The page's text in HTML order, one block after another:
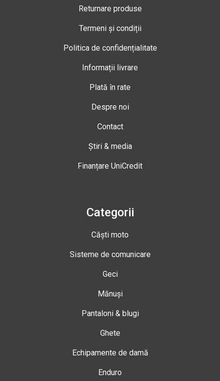
Returnare produse
Termeni și condiții
Politica de confidențialitate
Informații livrare
Plată în rate
Despre noi
Contact
Știri & media
Finanțare UniCredit
Categorii
Căști moto
Sisteme de comunicare
Geci
Mănuși
Pantaloni & blugi
Ghete
Echipamente de damă
Enduro